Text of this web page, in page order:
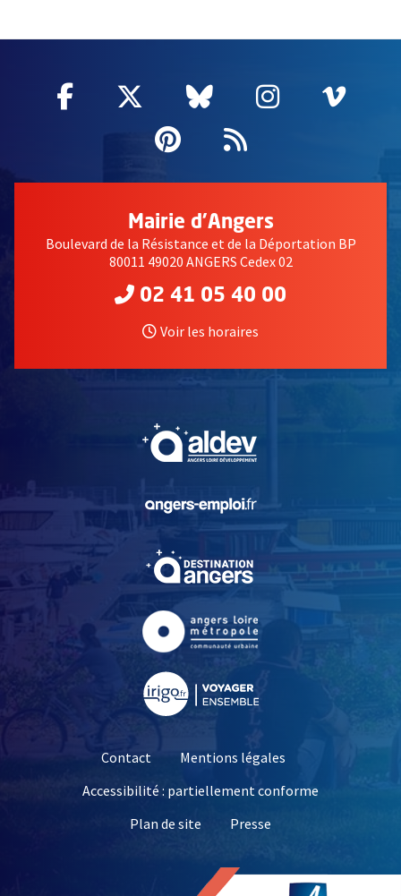
Facebook
, Ouvre une nouvelle fenêtre
Twitter
, Ouvre une nouvelle
Bluesky
, Ouvre une
Instagram
, Ouvre
,
Pinterest
, Ouvre une
Flux RSS
Mairie d'Angers
Boulevard de la Résistance et de la Déportation BP
80011 49020 ANGERS Cedex 02
02 41 05 40 00
Voir les horaires
, Ouvre une nouvelle
, Ouvre une nouvelle
Contact
Mentions légales
Accessibilité : partiellement conforme
Plan de site
Presse